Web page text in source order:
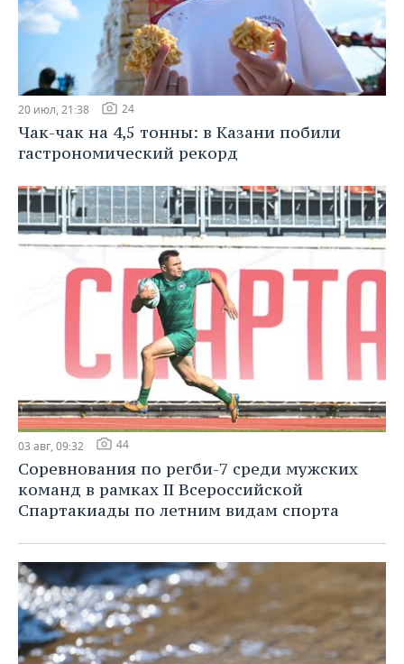
20 июл, 21:38 24
Чак-чак на 4,5 тонны: в Казани побили
гастрономический рекорд
03 авг, 09:32 44
Соревнования по регби-7 среди мужских
команд в рамках II Всероссийской
Спартакиады по летним видам спорта